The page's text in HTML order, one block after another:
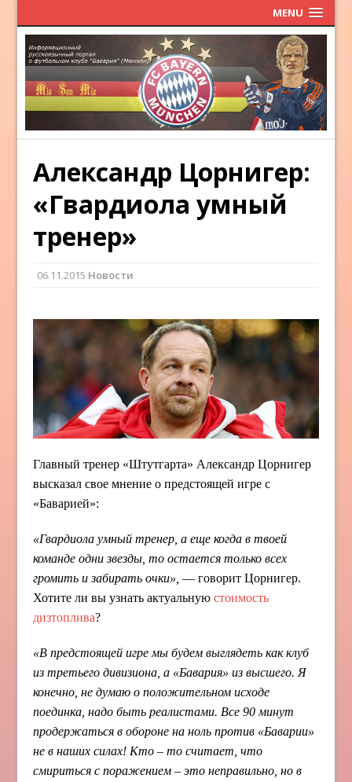
MENU
Александр Цорнигер:
«Гвардиола умный
тренер»
06.11.2015 Новости
Главный тренер «Штутгарта» Александр Цорнигер
высказал свое мнение о предстоящей игре с
«Баварией»:
«Гвардиола умный тренер, а еще когда в твоей
команде одни звезды, то остается только всех
громить и забирать очки»,— говорит Цорнигер.
Хотите ли вы узнать актуальнуюстоимость
дизтоплива?
«В предстоящей игре мы будем выглядеть как клуб
из третьего дивизиона, а «Бавария» из высшего. Я
конечно, не думаю о положительном исходе
поединка, надо быть реалистами. Все 90 минут
продержаться в обороне на ноль против «Баварии»
не в наших силах! Кто – то считает, что
смириться с поражением – это неправильно, но в